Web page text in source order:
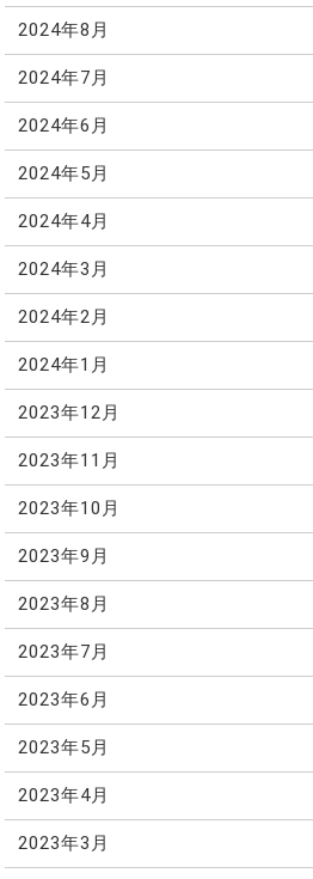
2024年8月
2024年7月
2024年6月
2024年5月
2024年4月
2024年3月
2024年2月
2024年1月
2023年12月
2023年11月
2023年10月
2023年9月
2023年8月
2023年7月
2023年6月
2023年5月
2023年4月
2023年3月